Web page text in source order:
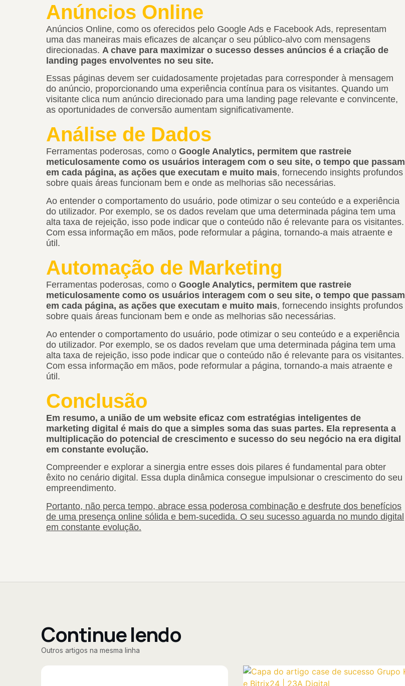
Anúncios Online
Anúncios Online, como os oferecidos pelo Google Ads e Facebook Ads, representam
uma das maneiras mais eficazes de alcançar o seu público-alvo com mensagens
direcionadas. A chave para maximizar o sucesso desses anúncios é a criação de
landing pages envolventes no seu site.
Essas páginas devem ser cuidadosamente projetadas para corresponder à mensagem
do anúncio, proporcionando uma experiência contínua para os visitantes. Quando um
visitante clica num anúncio direcionado para uma landing page relevante e convincente,
as oportunidades de conversão aumentam significativamente.
Análise de Dados
Ferramentas poderosas, como o Google Analytics, permitem que rastreie
meticulosamente como os usuários interagem com o seu site, o tempo que passam
em cada página, as ações que executam e muito mais, fornecendo insights profundos
sobre quais áreas funcionam bem e onde as melhorias são necessárias.
Ao entender o comportamento do usuário, pode otimizar o seu conteúdo e a experiência
do utilizador. Por exemplo, se os dados revelam que uma determinada página tem uma
alta taxa de rejeição, isso pode indicar que o conteúdo não é relevante para os visitantes.
Com essa informação em mãos, pode reformular a página, tornando-a mais atraente e
útil.
Automação de Marketing
Ferramentas poderosas, como o Google Analytics, permitem que rastreie
meticulosamente como os usuários interagem com o seu site, o tempo que passam
em cada página, as ações que executam e muito mais, fornecendo insights profundos
sobre quais áreas funcionam bem e onde as melhorias são necessárias.
Ao entender o comportamento do usuário, pode otimizar o seu conteúdo e a experiência
do utilizador. Por exemplo, se os dados revelam que uma determinada página tem uma
alta taxa de rejeição, isso pode indicar que o conteúdo não é relevante para os visitantes.
Com essa informação em mãos, pode reformular a página, tornando-a mais atraente e
útil.
Conclusão
Em resumo, a união de um website eficaz com estratégias inteligentes de
marketing digital é mais do que a simples soma das suas partes. Ela representa a
multiplicação do potencial de crescimento e sucesso do seu negócio na era digital
em constante evolução.
Compreender e explorar a sinergia entre esses dois pilares é fundamental para obter
êxito no cenário digital. Essa dupla dinâmica consegue impulsionar o crescimento do seu
empreendimento.
Portanto, não perca tempo, abrace essa poderosa combinação e desfrute dos benefícios
de uma presença online sólida e bem-sucedida. O seu sucesso aguarda no mundo digital
em constante evolução.
Continue lendo
Outros artigos na mesma linha